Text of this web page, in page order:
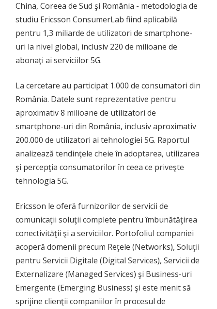
China, Coreea de Sud şi România - metodologia de
studiu Ericsson ConsumerLab fiind aplicabilă
pentru 1,3 miliarde de utilizatori de smartphone-
uri la nivel global, inclusiv 220 de milioane de
abonaţi ai serviciilor 5G.
La cercetare au participat 1.000 de consumatori din
România. Datele sunt reprezentative pentru
aproximativ 8 milioane de utilizatori de
smartphone-uri din România, inclusiv aproximativ
200.000 de utilizatori ai tehnologiei 5G. Raportul
analizează tendinţele cheie în adoptarea, utilizarea
şi percepţia consumatorilor în ceea ce priveşte
tehnologia 5G.
Ericsson le oferă furnizorilor de servicii de
comunicaţii soluţii complete pentru îmbunătăţirea
conectivităţii şi a serviciilor. Portofoliul companiei
acoperă domenii precum Reţele (Networks), Soluţii
pentru Servicii Digitale (Digital Services), Servicii de
Externalizare (Managed Services) şi Business-uri
Emergente (Emerging Business) şi este menit să
sprijine clienţii companiilor în procesul de